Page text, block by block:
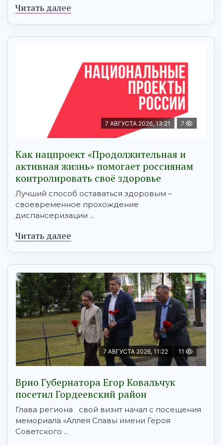
Читать далее
7 АВГУСТА 2026, 13:21 7
Как нацпроект «Продолжительная и
активная жизнь» помогает россиянам
контролировать своё здоровье
Лучший способ оставаться здоровым –
своевременное прохождение
диспансеризации ...
Читать далее
7 АВГУСТА 2026, 11:22 11
Врио Губернатора Егор Ковальчук
посетил Гордеевский район
Глава региона свой визит начал с посещения
мемориала «Аллея Славы имени Героя
Советского ...